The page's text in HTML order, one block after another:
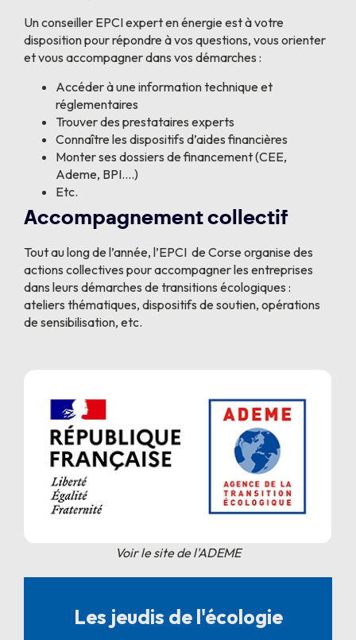
Un conseiller EPCI expert en énergie est à votre
disposition pour répondre à vos questions, vous orienter
et vous accompagner dans vos démarches :
Accéder à une information technique et
réglementaires
Trouver des prestataires experts
Connaître les dispositifs d’aides financières
Monter ses dossiers de financement (CEE,
Ademe, BPI….)
Etc.
Accompagnement collectif
Tout au long de l’année, l’EPCI de Corse organise des
actions collectives pour accompagner les entreprises
dans leurs démarches de transitions écologiques :
ateliers thématiques, dispositifs de soutien, opérations
de sensibilisation, etc.
Voir le site de l'ADEME
Les jeudis de l'écologie